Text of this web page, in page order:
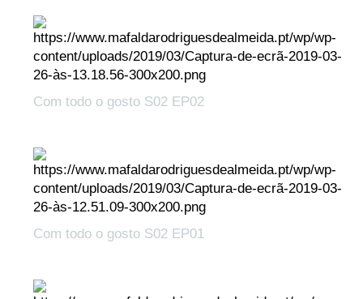
Com todo o gosto S02 EP02
Com todo o gosto S02 EP01